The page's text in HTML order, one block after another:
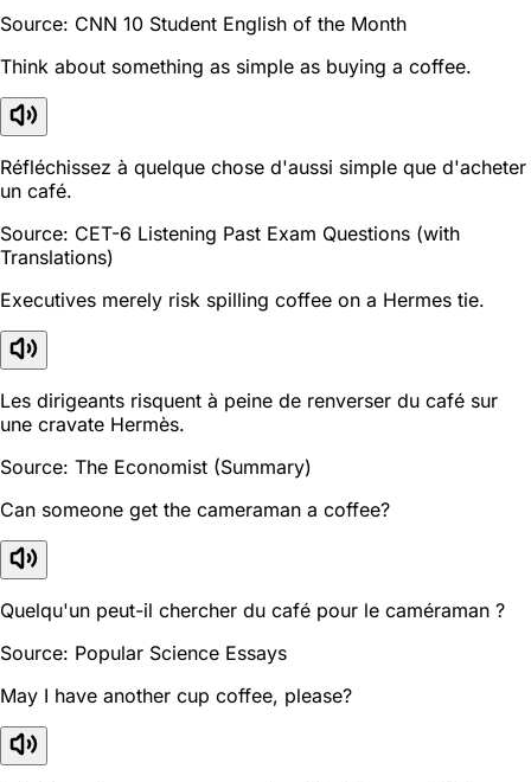
Source: CNN 10 Student English of the Month
Think about something as simple as buying a coffee.
Réfléchissez à quelque chose d'aussi simple que d'acheter
un café.
Source: CET-6 Listening Past Exam Questions (with
Translations)
Executives merely risk spilling coffee on a Hermes tie.
Les dirigeants risquent à peine de renverser du café sur
une cravate Hermès.
Source: The Economist (Summary)
Can someone get the cameraman a coffee?
Quelqu'un peut-il chercher du café pour le caméraman ?
Source: Popular Science Essays
May I have another cup coffee, please?